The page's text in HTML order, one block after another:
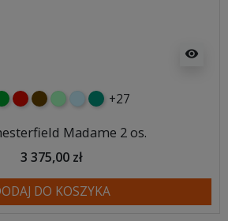
visibility
czerwony
czekoladowy
miętowybłękitny
turkusowy
+27
Madame 2 os.
3 375,00 zł
DO KOSZYKA